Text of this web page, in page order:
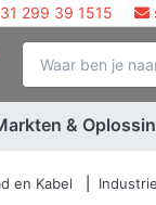
299 39 1515
&
en Kabel